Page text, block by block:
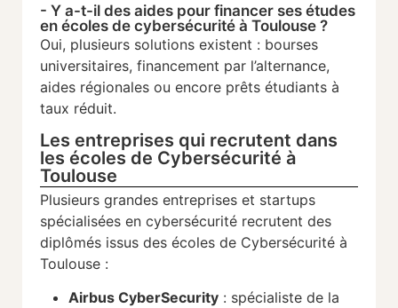
- Y a-t-il des aides pour financer ses études
en écoles de cybersécurité à Toulouse ?
Oui, plusieurs solutions existent : bourses
universitaires, financement par l’alternance,
aides régionales ou encore prêts étudiants à
taux réduit.
Les entreprises qui recrutent dans
les écoles de Cybersécurité à
Toulouse
Plusieurs grandes entreprises et startups
spécialisées en cybersécurité recrutent des
diplômés issus des écoles de Cybersécurité à
Toulouse :
Airbus CyberSecurity : spécialiste de la